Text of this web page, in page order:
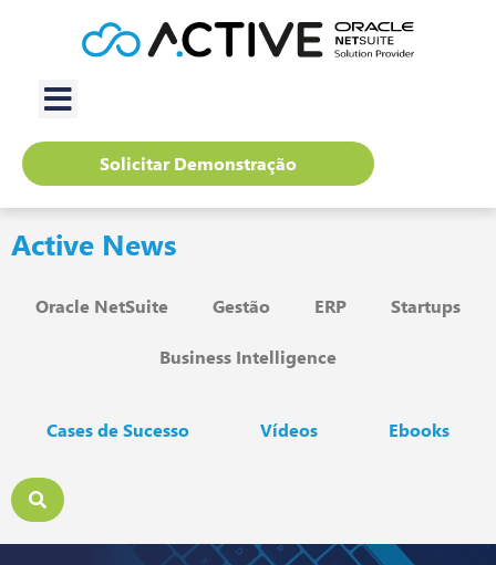
Solicitar Demonstração
Active News
Oracle NetSuite Gestão ERP Startups
Business Intelligence
Cases de Sucesso Vídeos Ebooks